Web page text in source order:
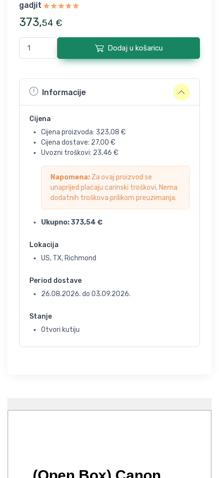
gadjit
373,54 €
Dodaj u košaricu
Informacije
Cijena
Cijena proizvoda: 323,08 €
Cijena dostave: 27,00 €
Uvozni troškovi: 23,46 €
Napomena: Za ovaj proizvod se
unaprijed plaćaju carinski troškovi. Nema
dodatnih troškova prilikom preuzimanja.
Ukupno:373,54 €
Lokacija
US, TX, Richmond
Period dostave
26.08.2026. do 03.09.2026.
Stanje
Otvori kutiju